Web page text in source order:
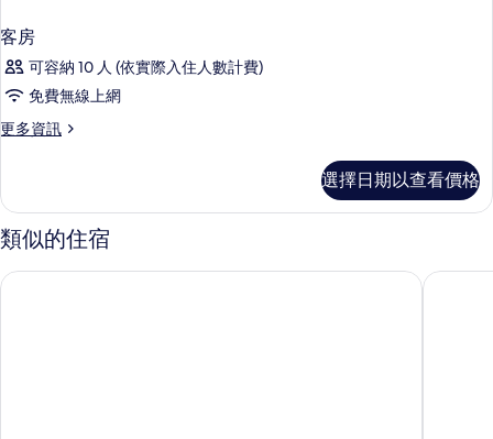
客房
可容納 10 人 (依實際入住人數計費)
免費無線上網
更多資訊
更
的
詳
情
選擇日期以查看價格
類似的住宿
尼斯 海濱大道 西端飯店 尼斯大